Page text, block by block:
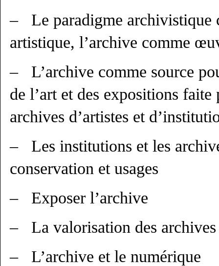
– Le paradigme archivistique
artistique, l’archive comme
– L’archive comme source
de l’art et des expositions faite
archives d’artistes et
– Les institutions et les
conservation et usages
– Exposer l’archive
– La valorisation des archives
– L’archive et le numérique